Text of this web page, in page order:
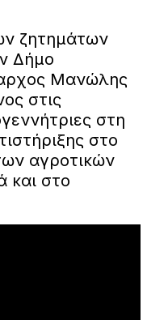
ζητημάτων
Δήμο
Μανώλης
στις
στη
στο
αγροτικών
και στο